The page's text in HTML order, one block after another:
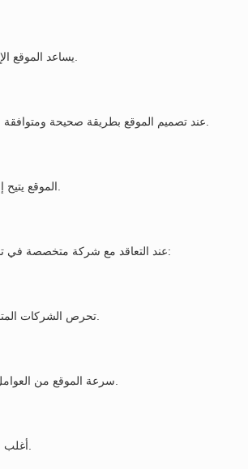
يساعد الموقع الإلكتروني في الوصول إلى العملاء داخل السعودية وخارجها دون قيود جغرافية، مما يوسع نطاق النشاط التجاري.
عند تصميم الموقع بطريقة صحيحة ومتوافقة مع معايير السيو، يمكن أن يظهر في نتائج البحث الأولى، وهو ما يزيد من فرص الحصول على زيارات مستهدفة.
الموقع يتيح إمكانية عرض تفاصيل الخدمات أو المنتجات بطريقة سهلة ومنظمة مع إضافة الصور ووسائل التواصل المختلفة.
عند التعاقد مع شركة متخصصة في تصميم المواقع، يحصل العميل على مجموعة من المميزات التي تساعده في بناء حضور رقمي قوي، ومن أهمها:
تحرص الشركات المتخصصة على تصميم مواقع تعكس هوية النشاط التجاري من خلال اختيار الألوان والخطوط والتنسيقات المناسبة.
سرعة الموقع من العوامل المهمة التي تؤثر على تجربة المستخدم، لذلك يتم تطوير المواقع باستخدام تقنيات حديثة تضمن الأداء السريع.
أغلب المستخدمين يتصفحون الإنترنت من خلال الهواتف، ولهذا يتم تصميم المواقع بشكل متجاوب مع جميع الشاشات.